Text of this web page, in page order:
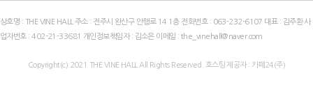
상호명 : THE VINE HALL 주소 : 전주시 완산구 안행로 14 1층 전화번호 : 063-232-6107 대표 : 김주환 사
업자번호 :402-21-33681 개인정보책임자 : 김소은 이메일 :the_vinehall@naver.com
Copyright(c) 2021 THE VINE HALL All Rights Reserved. 호스팅 제공자 : 카페24(주)